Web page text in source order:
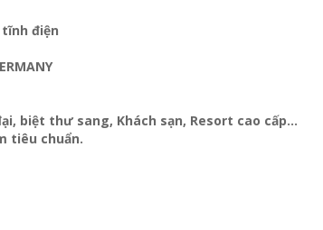
tĩnh điện
biệt thư sang, Khách sạn, Resort cao cấp…
tiêu chuẩn.